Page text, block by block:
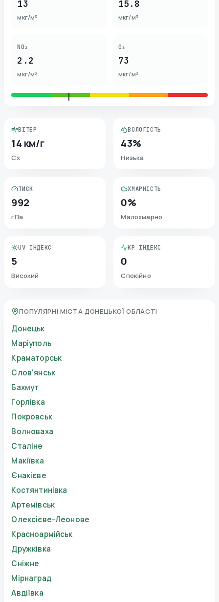
13
мкг/м³
15.8
мкг/м³
NO₂
2.2
мкг/м³
O₃
73
мкг/м³
ВІТЕР
14 км/г
Сх
ВОЛОГІСТЬ
43%
Низька
ТИСК
992
гПа
ХМАРНІСТЬ
0%
Малохмарно
UV ІНДЕКС
5
Високий
KP ІНДЕКС
0
Спокійно
ПОПУЛЯРНІ МІСТА ДОНЕЦЬКОЇ ОБЛАСТІ
Донецьк
Маріуполь
Краматорськ
Слов'янськ
Бахмут
Горлівка
Покровськ
Волноваха
Сталіне
Макіївка
Єнакієве
Костянтинівка
Артемівськ
Олексієве-Леонове
Красноармійськ
Дружківка
Сніжне
Мірнаград
Авдіївка